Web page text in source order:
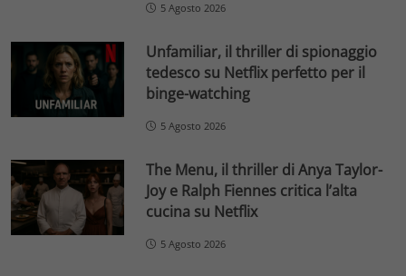
5 Agosto 2026
Unfamiliar, il thriller di spionaggio
tedesco su Netflix perfetto per il
binge-watching
5 Agosto 2026
The Menu, il thriller di Anya Taylor-
Joy e Ralph Fiennes critica l’alta
cucina su Netflix
5 Agosto 2026